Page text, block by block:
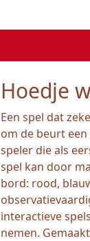
Hoedje
Een spel dat
om de beurt
speler die als
spel kan door
bord: rood,
interactieve
nemen.